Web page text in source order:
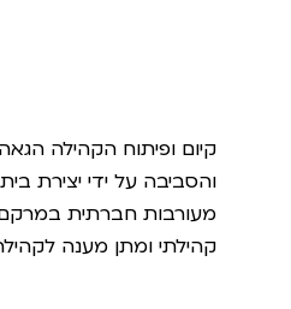
קיום ופיתוח הקהילה
והסביבה על ידי יצירת
מעורבות חברתית במרקם
קהילתי ומתן מענה